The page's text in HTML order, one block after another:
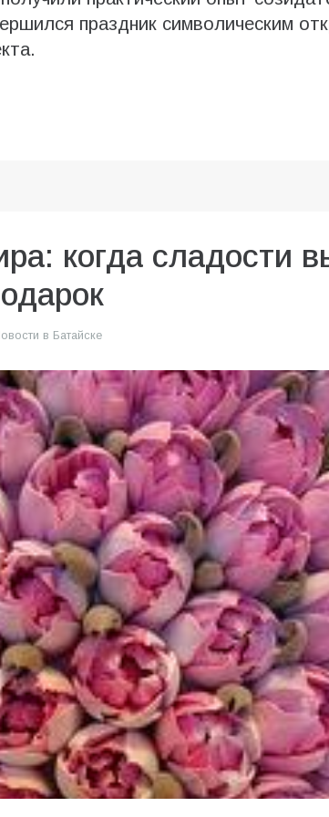
праздник символическим
когда сладости
в Батайске